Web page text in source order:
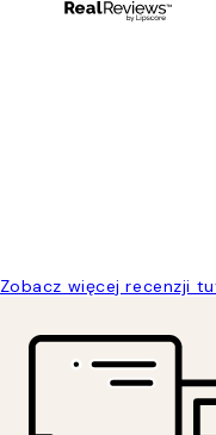
Zobacz więcej recenzji